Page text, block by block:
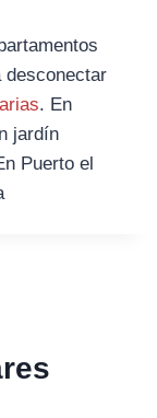
desconectar
. En
jardín
Puerto el